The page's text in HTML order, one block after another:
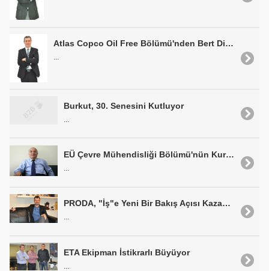
Atlas Copco Oil Free Bölümü'nden Bert Dirk: "Blower'larımız ile Fark Yaratıyoruz"
...
Burkut, 30. Senesini Kutluyor
EÜ Çevre Mühendisliği Bölümü'nün Kuruluşuna Dair...
...
PRODA, "İş"e Yeni Bir Bakış Açısı Kazandırıyor
...
ETA Ekipman İstikrarlı Büyüyor
...